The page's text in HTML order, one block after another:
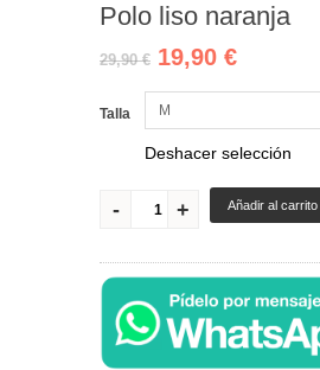
Polo liso naranja
29,90 € 19,90 €
Talla
Deshacer selección
Añadir al carrito